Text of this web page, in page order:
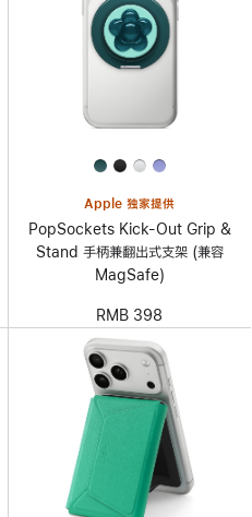
Apple 独家提供
PopSockets Kick-Out Grip &
Stand 手柄兼翻出式支架 (兼容
MagSafe)
RMB 398